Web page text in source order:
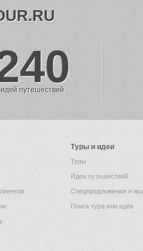
идей путешествий
Туры и идеи
Туры
Идеи путешествий
Спецпредложения и
Поиск тура или идеи